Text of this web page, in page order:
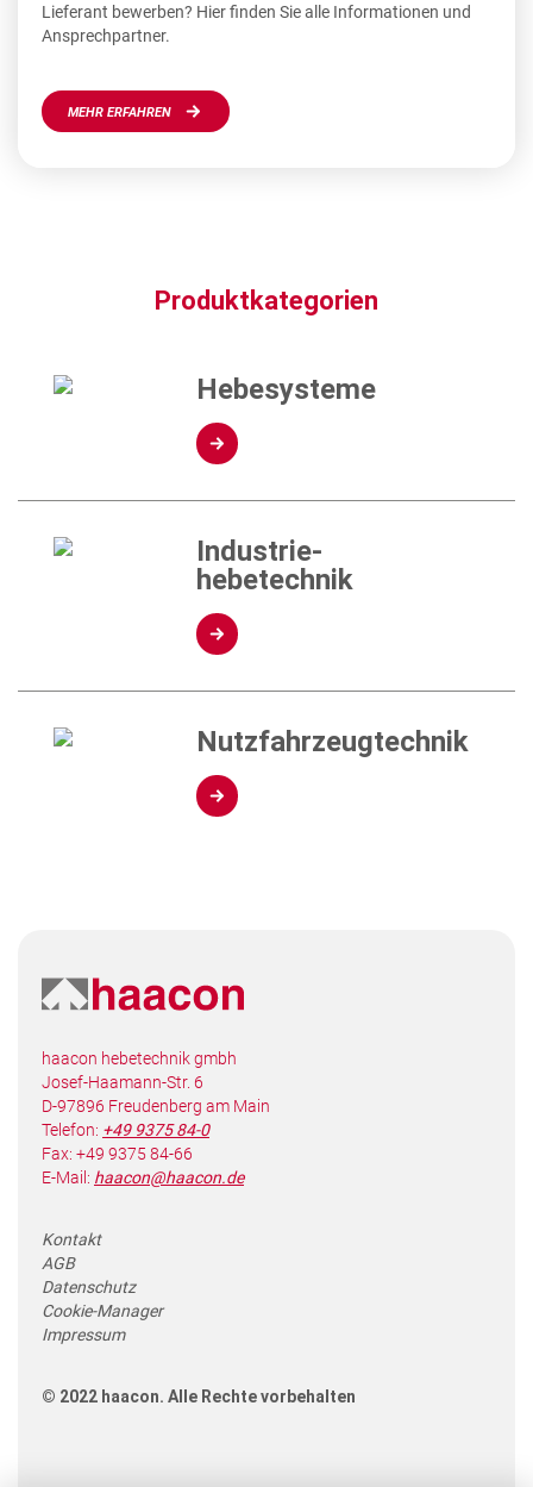
Lieferant bewerben? Hier finden Sie alle Informationen und
Ansprechpartner.
MEHR ERFAHREN
Produktkategorien
Hebesysteme
Industrie-
hebetechnik
Nutzfahrzeugtechnik
haacon hebetechnik gmbh
Josef-Haamann-Str. 6
D-97896 Freudenberg am Main
Telefon: +49 9375 84-0
Fax: +49 9375 84-66
E-Mail: haacon@haacon.de
© 2022 haacon. Alle Rechte vorbehalten
Kontakt
AGB
Datenschutz
Cookie-Manager
Impressum